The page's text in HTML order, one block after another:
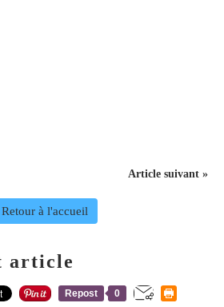
Article suivant »
Retour à l'accueil
article
Repost 0